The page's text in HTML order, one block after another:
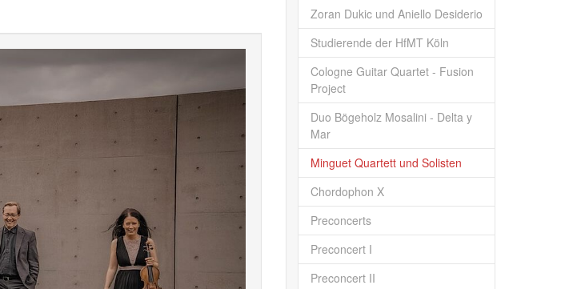
Zoran Dukic und Aniello Desiderio
Studierende der HfMT Köln
Cologne Guitar Quartet - Fusion
Project
Duo Bögeholz Mosalini - Delta y
Mar
Minguet Quartett und Solisten
Chordophon X
Preconcerts
Preconcert I
Preconcert II